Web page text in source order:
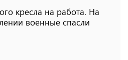
кресла на работа. На
военные спасли